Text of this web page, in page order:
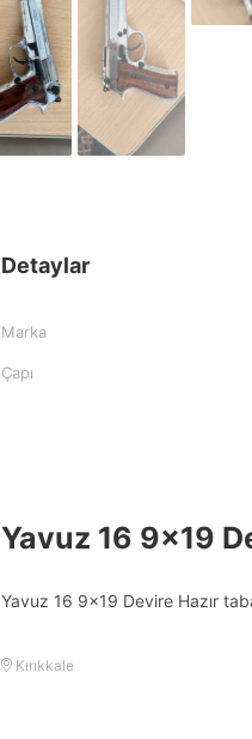
Detaylar
Marka
Çapı
Yavuz 16 9×19
Yavuz 16 9×19 Devire Hazır
Kırıkkale